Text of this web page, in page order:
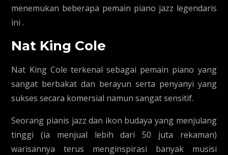
menemukan beberapa pemain piano jazz legendaris
ini .
Nat King Cole
Nat King Cole terkenal sebagai pemain piano yang
sangat berbakat dan berayun serta penyanyi yang
sukses secara komersial namun sangat sensitif.
Seorang pianis jazz dan ikon budaya yang menjulang
tinggi (ia menjual lebih dari 50 juta rekaman)
warisannya terus menginspirasi banyak musisi